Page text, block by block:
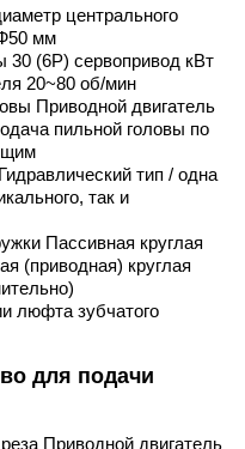
центрального
мм
30 (6Р) сервопривод кВт
20~80 об/мин
Приводной двигатель
пильной головы по
тип / одна
так и
Пассивная круглая
(приводная) круглая
люфта зубчатого
для подачи
Приводной двигатель